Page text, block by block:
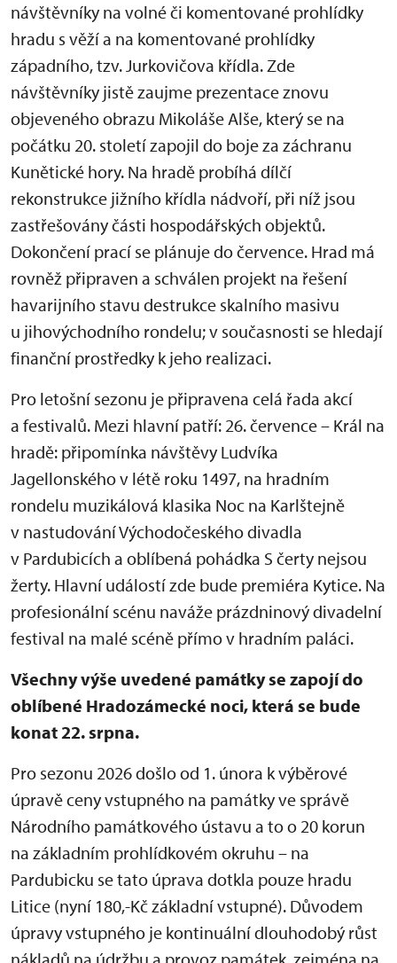
návštěvníky na volné či komentované prohlídky
hradu s věží a na komentované prohlídky
západního, tzv. Jurkovičova křídla. Zde
návštěvníky jistě zaujme prezentace znovu
objeveného obrazu Mikoláše Alše, který se na
počátku 20. století zapojil do boje za záchranu
Kunětické hory. Na hradě probíhá dílčí
rekonstrukce jižního křídla nádvoří, při níž jsou
zastřešovány části hospodářských objektů.
Dokončení prací se plánuje do července. Hrad má
rovněž připraven a schválen projekt na řešení
havarijního stavu destrukce skalního masivu
u jihovýchodního rondelu; v současnosti se hledají
finanční prostředky k jeho realizaci.
Pro letošní sezonu je připravena celá řada akcí
a festivalů. Mezi hlavní patří: 26. července – Král na
hradě: připomínka návštěvy Ludvíka
Jagellonského v létě roku 1497, na hradním
rondelu muzikálová klasika Noc na Karlštejně
v nastudování Východočeského divadla
v Pardubicích a oblíbená pohádka S čerty nejsou
žerty. Hlavní událostí zde bude premiéra Kytice. Na
profesionální scénu naváže prázdninový divadelní
festival na malé scéně přímo v hradním paláci.
Všechny výše uvedené památky se zapojí do
oblíbené Hradozámecké noci, která se bude
konat 22. srpna.
Pro sezonu 2026 došlo od 1. února k výběrové
úpravě ceny vstupného na památky ve správě
Národního památkového ústavu a to o 20 korun
na základním prohlídkovém okruhu – na
Pardubicku se tato úprava dotkla pouze hradu
Litice (nyní 180,-Kč základní vstupné). Důvodem
úpravy vstupného je kontinuální dlouhodobý růst